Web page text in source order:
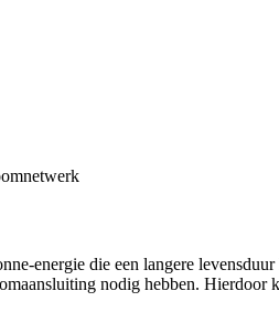
energie die een langere
nodig hebben.